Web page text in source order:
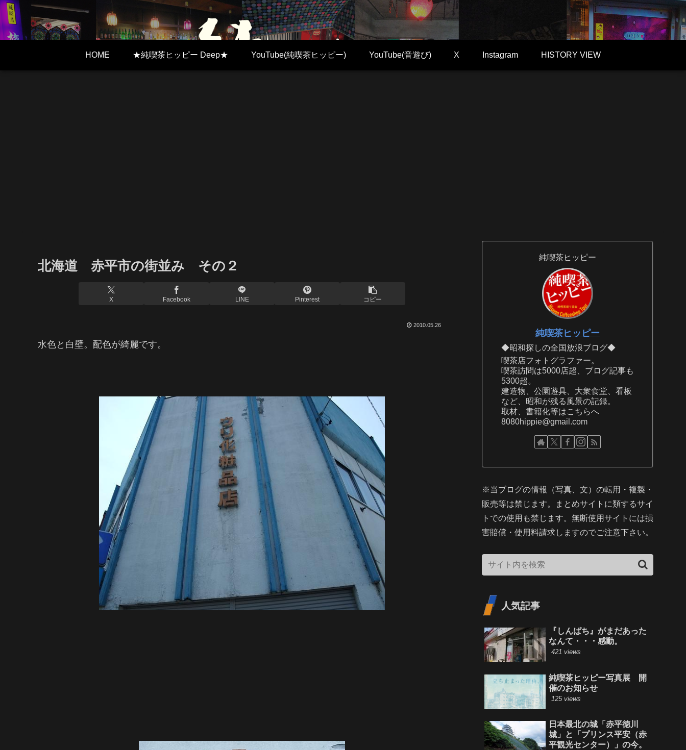
HOME ★純喫茶ヒッピー Deep★ YouTube(純喫茶ヒッピー) YouTube(音遊び) X Instagram HISTORY VIEW
北海道 赤平市の街並み その２
X Facebook LINE Pinterest コピー
2010.05.26
水色と白壁。配色が綺麗です。
純喫茶ヒッピー
純喫茶ヒッピー
◆昭和探しの全国放浪ブログ◆
喫茶店フォトグラファー。
喫茶訪問は5000店超、ブログ記事も
5300超。
建造物、公園遊具、大衆食堂、看板
など、昭和が残る風景の記録。
取材、書籍化等はこちらへ
8080hippie@gmail.com
※当ブログの情報（写真、文）の転用・複製・
販売等は禁じます。まとめサイトに類するサイ
トでの使用も禁じます。無断使用サイトには損
害賠償・使用料請求しますのでご注意下さい。
人気記事
『しんぱち』がまだあった
なんて・・・感動。
421 views
純喫茶ヒッピー写真展 開
催のお知らせ
125 views
日本最北の城「赤平徳川
城」と「プリンス平安（赤
平観光センター）」の今。